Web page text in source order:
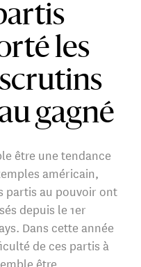
les
gagné
être une tendance
américain,
partis au pouvoir ont
depuis le 1er
Dans cette année
de ces partis à
être